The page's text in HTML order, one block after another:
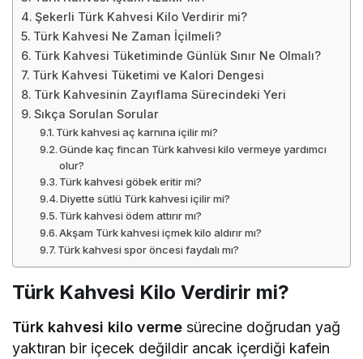
Şekerli Türk Kahvesi Kilo Verdirir mi?
Türk Kahvesi Ne Zaman İçilmeli?
Türk Kahvesi Tüketiminde Günlük Sınır Ne Olmalı?
Türk Kahvesi Tüketimi ve Kalori Dengesi
Türk Kahvesinin Zayıflama Sürecindeki Yeri
Sıkça Sorulan Sorular
Türk kahvesi aç karnına içilir mi?
Günde kaç fincan Türk kahvesi kilo vermeye yardımcı
olur?
Türk kahvesi göbek eritir mi?
Diyette sütlü Türk kahvesi içilir mi?
Türk kahvesi ödem attırır mı?
Akşam Türk kahvesi içmek kilo aldırır mı?
Türk kahvesi spor öncesi faydalı mı?
Türk Kahvesi Kilo Verdirir mi?
Türk kahvesi kilo verme sürecine doğrudan yağ
yaktıran bir içecek değildir ancak içerdiği kafein